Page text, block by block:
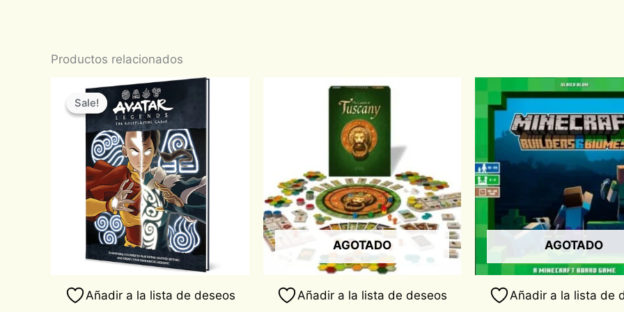
Productos relacionados
Sale!
Sale!
Añadir a la lista de deseos
Original
price
was:
$1,030.00.
Current
AGOTADO
Añadir a la lista de deseos
AGOTADO
Añadir a la lista de